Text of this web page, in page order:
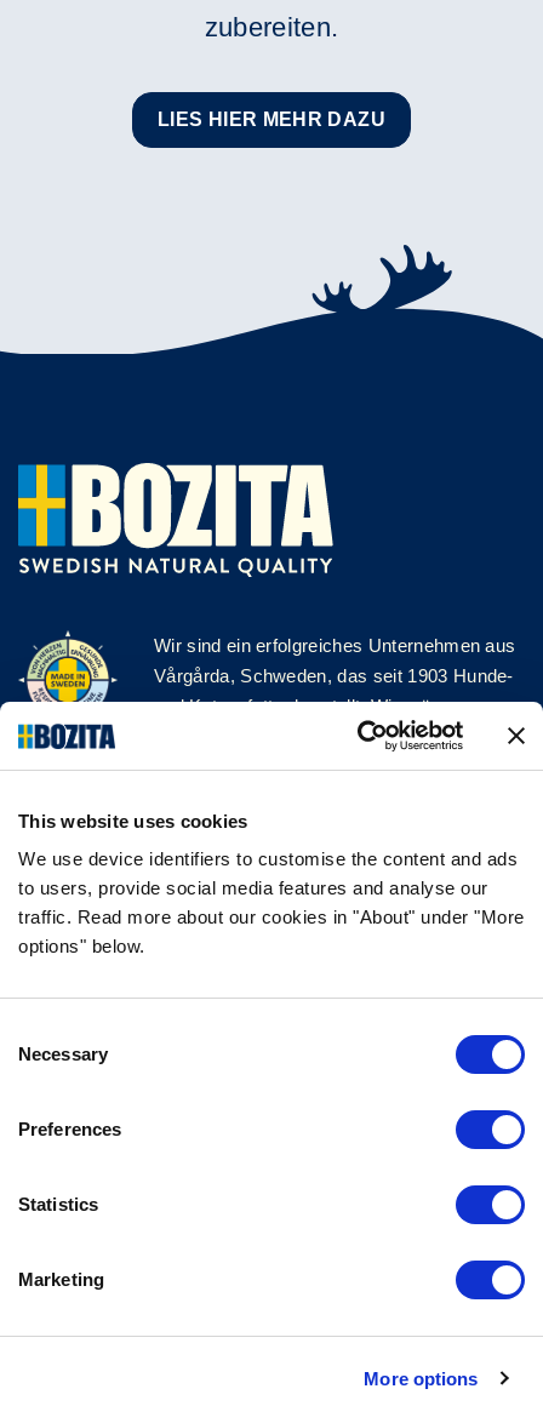
This website uses cookies
We use device identifiers to customise the content and ads
to users, provide social media features and analyse our
traffic. Read more about our cookies in "About" under "More
options" below.
Selection
Necessary
Preferences
Statistics
Marketing
More options
zubereiten.
LIES HIER MEHR DAZU
Wir sind ein erfolgreiches Unternehmen aus
Vårgårda, Schweden, das seit 1903 Hunde-
und Katzenfutter herstellt. Wir mögen es
natürlich und einfach. Wir stellen unser
Hunde- und Katzenfutter aus hochwertigen
FOLGE UNS AUF SOCIAL MEDIA
FAQ
KONTAKTIERE UNS
Bozita